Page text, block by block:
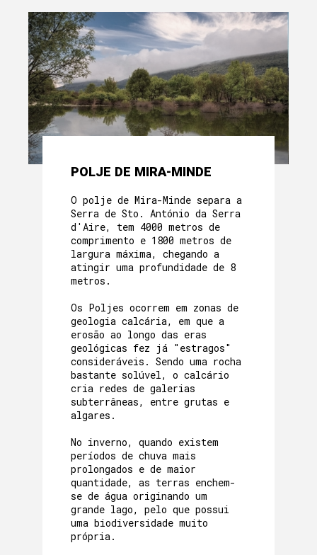
POLJE DE MIRA-MINDE
O polje de Mira-Minde separa a
Serra de Sto. António da Serra
d'Aire, tem 4000 metros de
comprimento e 1800 metros de
largura máxima, chegando a
atingir uma profundidade de 8
metros.
Os Poljes ocorrem em zonas de
geologia calcária, em que a
erosão ao longo das eras
geológicas fez já "estragos"
consideráveis. Sendo uma rocha
bastante solúvel, o calcário
cria redes de galerias
subterrâneas, entre grutas e
algares.
No inverno, quando existem
períodos de chuva mais
prolongados e de maior
quantidade, as terras enchem-
se de água originando um
grande lago, pelo que possui
uma biodiversidade muito
própria.